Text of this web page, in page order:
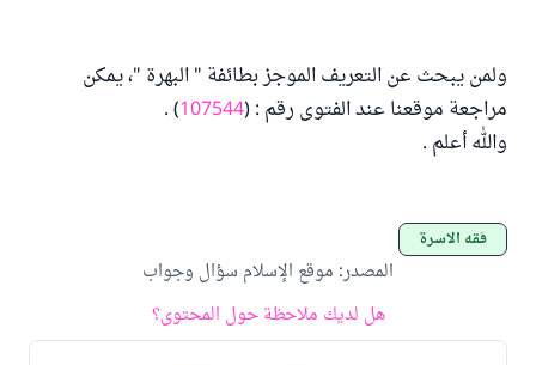
ولمن يبحث عن التعريف الموجز بطائفة " البهرة "، يمكن
مراجعة موقعنا عند الفتوى رقم : (107544
) .
والله أعلم .
فقه الأسرة
المصدر: موقع الإسلام سؤال وجواب
هل لديك ملاحظة حول المحتوى؟